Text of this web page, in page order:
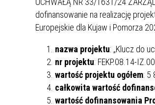
dofinansowanie na realizację
Europejskie dla Kujaw i Pomorza
nazwa projektu: „Klucz do
nr projektu: FEKP.08.14-
wartość projektu ogółem: 5
całkowita wartość
wartość dofinansowania